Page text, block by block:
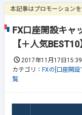
本記事はプロモーション
FX口座開設キャ
【＋人気BEST10
2017年11月17日15:39
カテゴリ： FXの[口座開
覧